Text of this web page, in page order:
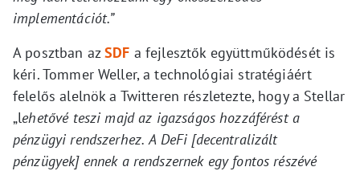
implementációt.”
A posztban azSDF a fejlesztők együttműködését is
kéri. Tommer Weller, a technológiai stratégiáért
felelős alelnök a Twitteren részletezte, hogy a Stellar
„lehetővé teszi majd az igazságos hozzáférést a
pénzügyi rendszerhez. A DeFi [decentralizált
pénzügyek] ennek a rendszernek egy fontos részévé